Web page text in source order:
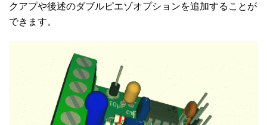
クアプや後述のダブルピエゾオプションを追加することが
できます。